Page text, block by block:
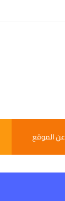
عن الموقع